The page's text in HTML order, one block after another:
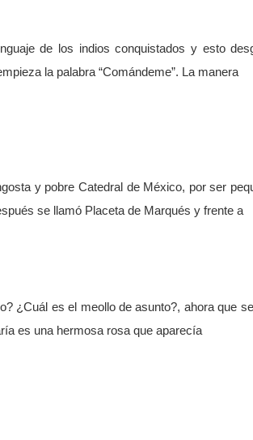
de los indios conquistados y esto
la palabra “Comándeme”. La manera
y pobre Catedral de México, por ser
se llamó Placeta de Marqués y frente a
¿Cuál es el meollo de asunto?, ahora que
es una hermosa rosa que aparecía